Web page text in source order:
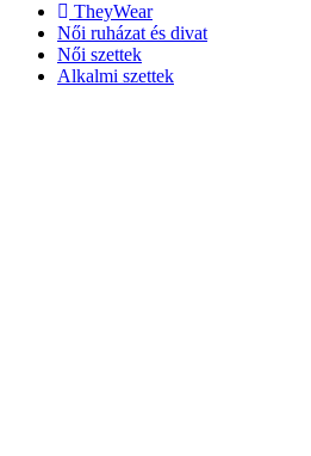
TheyWear
Női ruházat és divat
Női szettek
Alkalmi szettek